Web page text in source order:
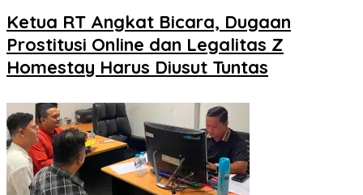
Ketua RT Angkat Bicara, Dugaan
Prostitusi Online dan Legalitas Z
Homestay Harus Diusut Tuntas